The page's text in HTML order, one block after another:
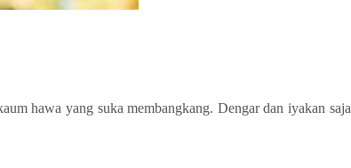
hawa yang suka membangkang. Dengar dan iyakan saja